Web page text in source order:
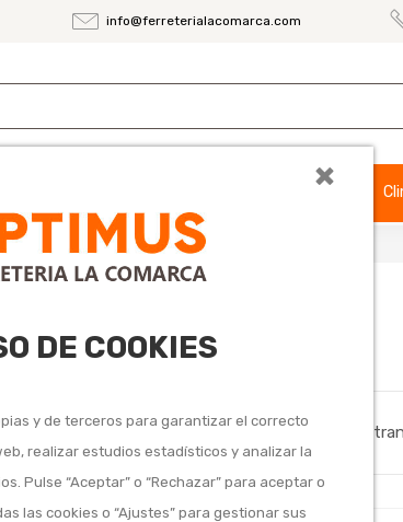
×
DE COOKIES
y de terceros para garantizar el correcto
realizar estudios estadísticos y analizar la
Pulse “Aceptar” o “Rechazar” para aceptar o
las cookies o “Ajustes” para gestionar sus
info@ferreterialacomarca.com